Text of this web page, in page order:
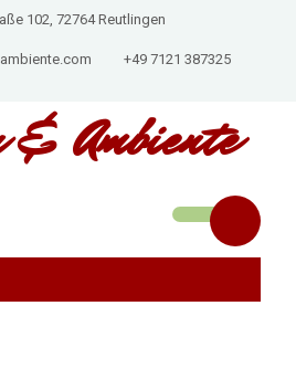
102, 72764 Reutlingen
+49 7121 387325
&Ambiente